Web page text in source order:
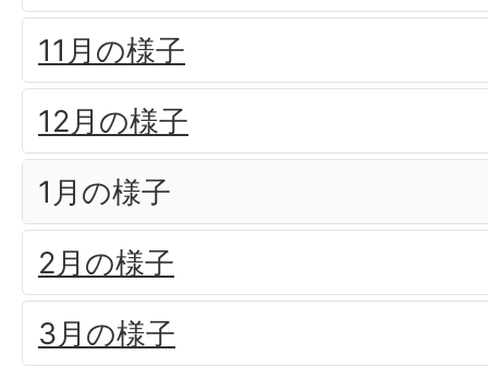
11月の様子
12月の様子
1月の様子
2月の様子
3月の様子